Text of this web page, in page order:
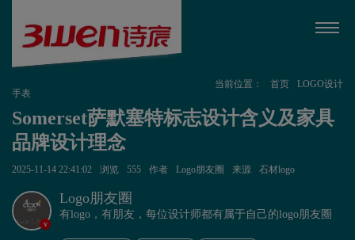
当前位置： 首页
LOGO设计
手表
Somerset萨默塞特标志设计含义及家具
品牌设计理念
2025-11-14 22:41:02 浏览 555 作者 Logo朋友圈 来源 石材logo
v
Logo朋友圈
有logo，有朋友，每位设计师都有属于自己的logo朋友圈